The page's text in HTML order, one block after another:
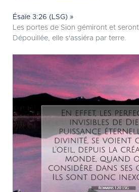
Ésaïe 3:26 (LSG) »
Les portes de Sion gémiront et
Dépouillée, elle s'assiéra par terre.